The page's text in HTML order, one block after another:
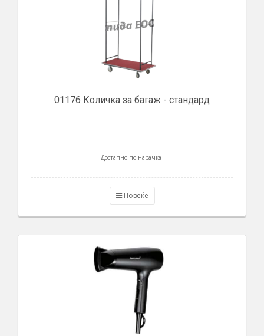
01176 Количка за багаж - стандард
Достапно по нарачка
Повеќе